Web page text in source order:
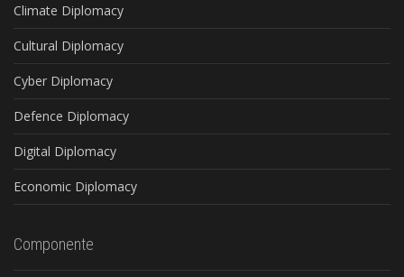
Climate Diplomacy
Cultural Diplomacy
Cyber Diplomacy
Defence Diplomacy
Digital Diplomacy
Economic Diplomacy
Componente